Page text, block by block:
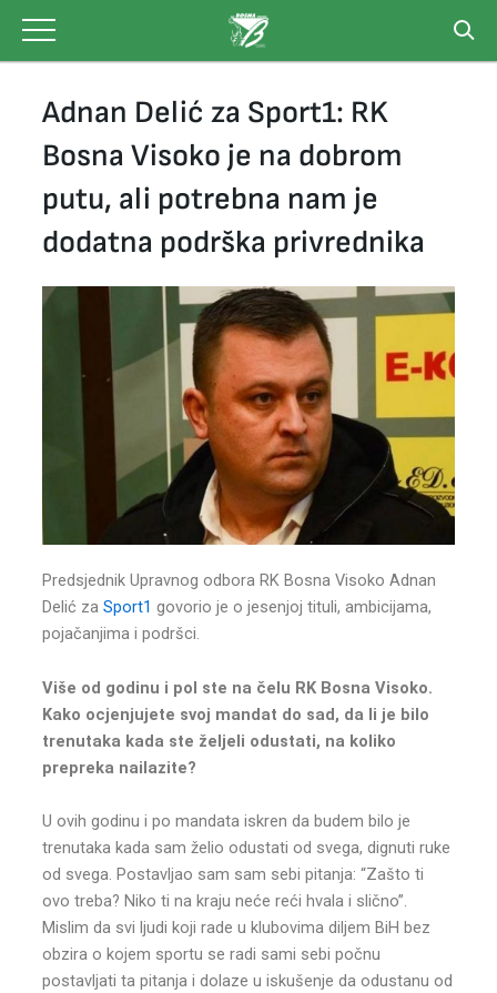
content
Adnan Delić za Sport1: RK
Bosna Visoko je na dobrom
putu, ali potrebna nam je
dodatna podrška privrednika
Predsjednik Upravnog odbora RK Bosna Visoko Adnan
Delić za Sport1 govorio je o jesenjoj tituli, ambicijama,
pojačanjima i podršci.
Više od godinu i pol ste na čelu RK Bosna Visoko.
Kako ocjenjujete svoj mandat do sad, da li je bilo
trenutaka kada ste željeli odustati, na koliko
prepreka nailazite?
U ovih godinu i po mandata iskren da budem bilo je
trenutaka kada sam želio odustati od svega, dignuti ruke
od svega. Postavljao sam sam sebi pitanja: “Zašto ti
ovo treba? Niko ti na kraju neće reći hvala i slično”.
Mislim da svi ljudi koji rade u klubovima diljem BiH bez
obzira o kojem sportu se radi sami sebi počnu
postavljati ta pitanja i dolaze u iskušenje da odustanu od